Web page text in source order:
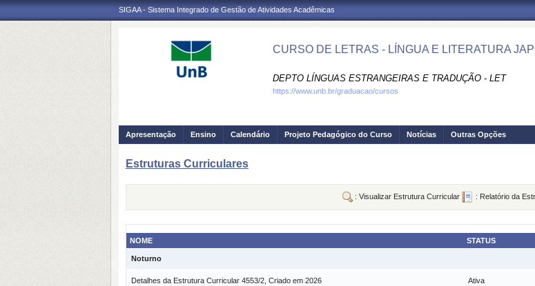
SIGAA - Sistema Integrado de Gestão de Atividades Acadêmicas
CURSO DE LETRAS - LÍNGUA E LITERATURA
DEPTO LÍNGUAS ESTRANGEIRAS E TRADUÇÃO - LET
https://www.unb.br/graduacao/cursos
Apresentação Ensino Calendário Projeto Pedagógico do Curso Notícias Outras Opções
Estruturas Curriculares
: Visualizar Estrutura Curricular : Relatório da
NOME STATUS
Noturno
Detalhes da Estrutura Curricular 4553/2, Criado em 2026 Ativa